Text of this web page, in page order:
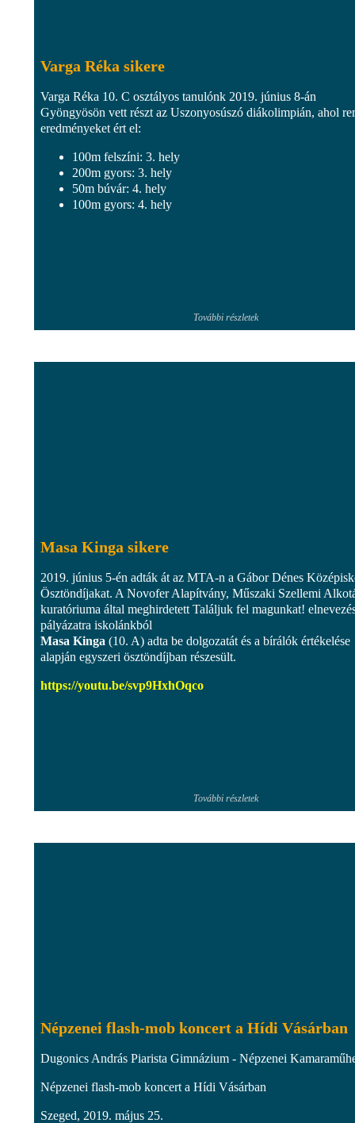
Varga Réka sikere
Varga Réka 10. C osztályos tanulónk 2019. június 8-án
Gyöngyösön vett részt az Uszonyosúszó diákolimpián, ahol
eredményeket ért el:
100m felszíni: 3. hely
200m gyors: 3. hely
50m búvár: 4. hely
100m gyors: 4. hely
További részletek
Masa Kinga sikere
2019. június 5-én adták át az MTA-n a Gábor Dénes
Ösztöndíjakat. A Novofer Alapítvány, Műszaki Szellemi
kuratóriuma által meghirdetett Találjuk fel magunkat!
pályázatra iskolánkból
Masa Kinga (10. A) adta be dolgozatát és a bírálók értékelése
alapján egyszeri ösztöndíjban részesült.
https://youtu.be/svp9HxhOqco
További részletek
Népzenei flash-mob koncert a Hídi Vásárban
Dugonics András Piarista Gimnázium - Népzenei
Népzenei flash-mob koncert a Hídi Vásárban
Szeged, 2019. május 25.